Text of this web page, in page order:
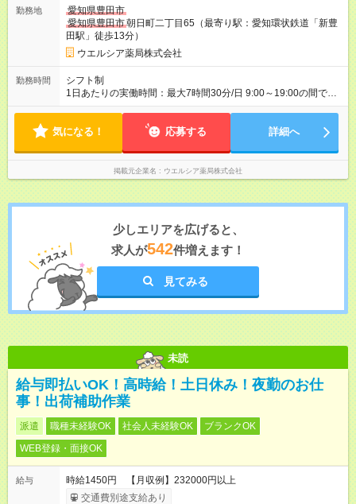
間の長さ：3ヶ月 雇用形態、給与は本採用時と同じです。
勤務地
愛知県豊田市
愛知県豊田市朝日町二丁目65（最寄り駅：愛知環状鉄道「新豊
田駅」徒歩13分）
ウエルシア薬局株式会社
勤務時間
シフト制
1日あたりの実働時間：最大7時間30分/日 9:00～19:00の間で1
日7.5時間の勤務 ☆週3～5日の勤務 ※勤務曜日応相談 ☆未経
気になる！ 応募する 詳細へ
掲載元企業名 ウエルシア薬局株式会社
少しエリアを広げると、
求人が542件増えます！
見てみる
未読
給与即払いOK！高時給！土日休み！夜勤のお仕
事！出荷補助作業
派遣 職種未経験OK 社会人未経験OK
ブランクOK
WEB登録・面接OK
給与
時給1450円 【月収例】232000円以上
交通費別途支給あり